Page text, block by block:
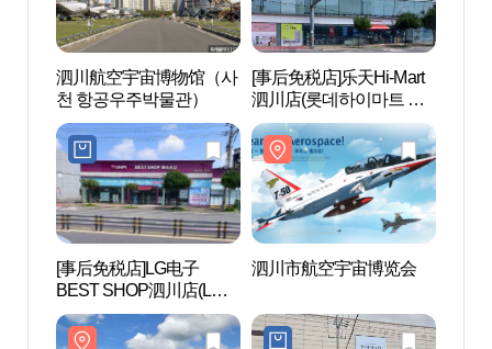
泗川航空宇宙博物馆（사
천 항공우주박물관）
[事后免税店]乐天Hi-Mart
泗川店(롯데하이마트 사
천점)
[事后免税店]LG电子
BEST SHOP泗川店(LG전
자 베스트샵 사천점)
泗川市航空宇宙博览会